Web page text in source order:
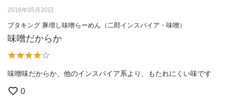
2016年05月20日
ブタキング 豚増し味噌らーめん（二郎インスパイア・味噌）
味噌だからか
味噌味だからか、他のインスパイア系より、もたれにくい味です
0